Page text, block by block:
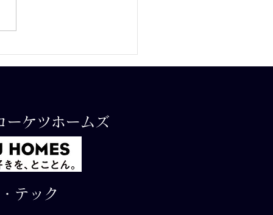
第33回支部長
ーケツホームズ
テック